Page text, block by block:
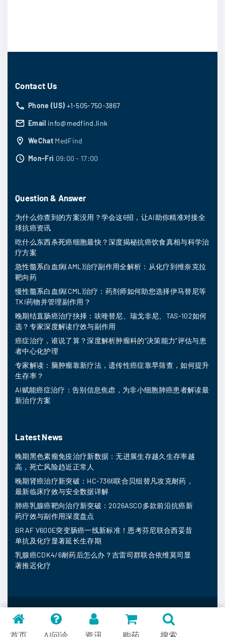
Contact Us
Phone (US) +1-505-750-3867
Email info@medfind.link
WeChat MedFind
Mon-Fri 09:00 - 17:00
Question & Answer
为什么你查到的方案没用？学会这6招，让AI助你精准对接全
球抗癌资讯
吃什么东西杀死癌细胞最快？深度揭秘抗癌饮食真相与科学治
疗方案
急性髓系白血病(AML)治疗副作用全解析：从化疗到维奈克拉
靶向药
慢性髓系白血病(CML)治疗：药剂师如何助您选择伊马替尼等
TKI药物并管理副作用？
晚期结直肠癌治疗抉择：呋喹替尼、瑞戈非尼、TAS-102如何
选？专家深度解读疗效与副作用
癌症治疗，谁说了算？深度解析肿瘤科的“决策能力”评估与患
者中心化护理
专家解读：脑肿瘤靠新疗法，遗传性癌症靠早筛查，如何提升
生存率？
AI赋能癌症治疗：告别信息焦虑，为非小细胞肺癌患者解读最
新治疗方案
Latest News
晚期黑色素瘤免疫治疗新数据：无进展生存越久生存率越
高，死亡风险趋近正常人
晚期肾癌治疗新突破：HC-7366联合贝组替凡攻克耐药，
最新临床疗效与安全数据详解
肺癌乳腺癌靶向治疗新突破：2026ASCO多款前沿抗癌新
药疗效与副作用深度盘点
BRAF V600E突变肠癌一线新标准！恩考芬尼联合西妥昔
单抗及化疗显著延长生存期
乳腺癌CDK4/6耐药后怎么办？吉雷司群联合依维莫司显
著推迟化疗
MedFind © 2026
首页 AI问诊 资讯 购药 搜索